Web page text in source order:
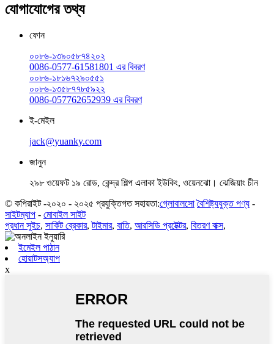
যোগাযোগের তথ্য
ফোন
০০৮৬-১৩৯০৫৮৭৪২০২
0086-0577-61581801 এর বিবরণ
০০৮৬-১৮১৬৭২৯০৫৫১
০০৮৬-১৩৫৮৭৭৮৫৯২২
0086-057762652939 এর বিবরণ
ই-মেইল
jack@yuanky.com
জানুন
২৯৮ ওয়েফট ১৯ রোড, কেন্দ্র শিল্প এলাকা ইউকিং, ওয়েনঝো। ঝেজিয়াং চীন
© কপিরাইট -২০২০ - ২০২৫ প্রযুক্তিগত সহায়তা:গ্লোবালসো বৈশিষ্ট্যযুক্ত পণ্য -
সাইটম্যাপ - মোবাইল সাইট
প্রধান সুইচ, সার্কিট ব্রেকার,টাইমার, বাতি, আরসিডি প্রটেক্টর, বিতরণ বাক্স,
ইমেইল পাঠান
হোয়াটসঅ্যাপ
x